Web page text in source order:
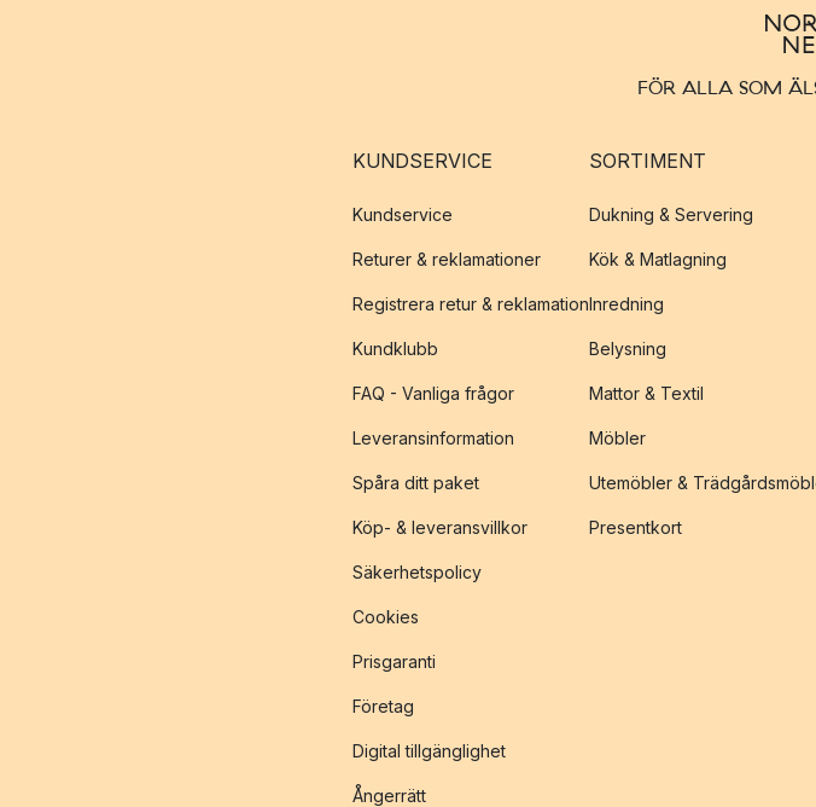
FÖR ALLA SOM
KUNDSERVICE
Kundservice
Returer & reklamationer
Registrera retur & reklamation
Kundklubb
FAQ - Vanliga frågor
Leveransinformation
Spåra ditt paket
Köp- & leveransvillkor
Säkerhetspolicy
Cookies
Prisgaranti
Företag
Digital tillgänglighet
Ångerrätt
SORTIMENT
Dukning & Servering
Kök & Matlagning
Inredning
Belysning
Mattor & Textil
Möbler
Utemöbler &
Presentkort